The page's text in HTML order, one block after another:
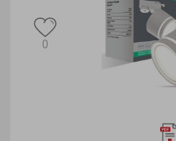
0